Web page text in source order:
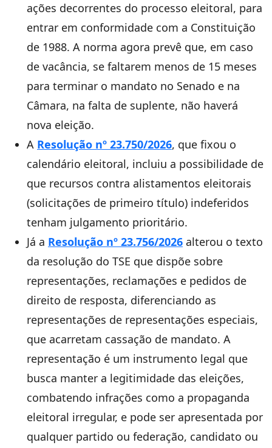
ações decorrentes do processo eleitoral, para
entrar em conformidade com a Constituição
de 1988. A norma agora prevê que, em caso
de vacância, se faltarem menos de 15 meses
para terminar o mandato no Senado e na
Câmara, na falta de suplente, não haverá
nova eleição.
A Resolução nº 23.750/2026, que fixou o
calendário eleitoral, incluiu a possibilidade de
que recursos contra alistamentos eleitorais
(solicitações de primeiro título) indeferidos
tenham julgamento prioritário.
Já a Resolução nº 23.756/2026 alterou o texto
da resolução do TSE que dispõe sobre
representações, reclamações e pedidos de
direito de resposta, diferenciando as
representações de representações especiais,
que acarretam cassação de mandato. A
representação é um instrumento legal que
busca manter a legitimidade das eleições,
combatendo infrações como a propaganda
eleitoral irregular, e pode ser apresentada por
qualquer partido ou federação, candidato ou